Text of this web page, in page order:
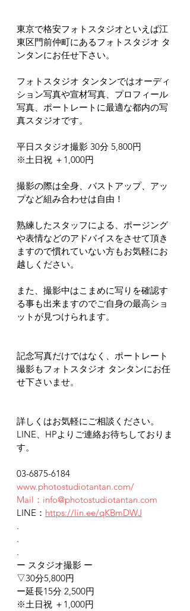
東京で格安フォトスタジオといえば江
東区門前仲町にあるフォトスタジオ タ
ンタンにお任せ下さい。
フォトスタジオ タンタンではオーディ
ション写真や宣材写真、プロフィール
写真、ポートレートに最適な都内の写
真スタジオです。
平日スタジオ撮影 30分 5,800円
※土日祝 ＋1,000円
撮影の際は全身、バストアップ、アッ
プなど組み合わせは自由！
熟練したスタッフによる、ポージング
や表情などのアドバイスをさせて頂き
ますので慣れていない方もお気軽にお
越しください。
また、撮影中はこまめに写りを確認す
る事も出来ますのでご自身の最高ショ
ットが見つけられます。
記念写真だけではなく、ポートレート
撮影もフォトスタジオ タンタンにお任
せ下さいませ。
詳しくはお気軽にご相談ください。
LINE、HPよりご連絡お待ちしておりま
す。
03-6875-6184
www.photostudiotantan.com/
Mail：info@photostudiotantan.com
LINE： https://lin.ee/qKBmDWJ
.
.
.
ー スタジオ撮影 ー
▽30分5,800円
ー延長15分 2,500円
※土日祝 ＋1,000円